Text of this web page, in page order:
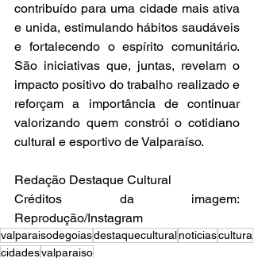
contribuído para uma cidade mais ativa
e unida, estimulando hábitos saudáveis
e fortalecendo o espírito comunitário.
São iniciativas que, juntas, revelam o
impacto positivo do trabalho realizado e
reforçam a importância de continuar
valorizando quem constrói o cotidiano
cultural e esportivo de Valparaíso.
Redação Destaque Cultural
Créditos da imagem:
Reprodução/Instagram
valparaisodegoiasdestaqueculturalnoticiascultura
cidadesvalparaiso